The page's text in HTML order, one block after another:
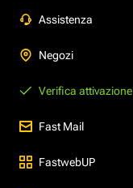
Assistenza
Negozi
Verifica attivazione
Fast Mail
FastwebUP